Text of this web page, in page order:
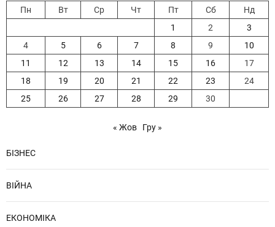
Пн
Вт Ср Чт Пт Сб
Нд
1
2
3
4
5 6 7 8 9
10
11
12 13 14 15 16
17
18
19 20 21 22 23
24
25
26 27 28 29 30
« Жов Гру »
БІЗНЕС
ВІЙНА
ЕКОНОМІКА